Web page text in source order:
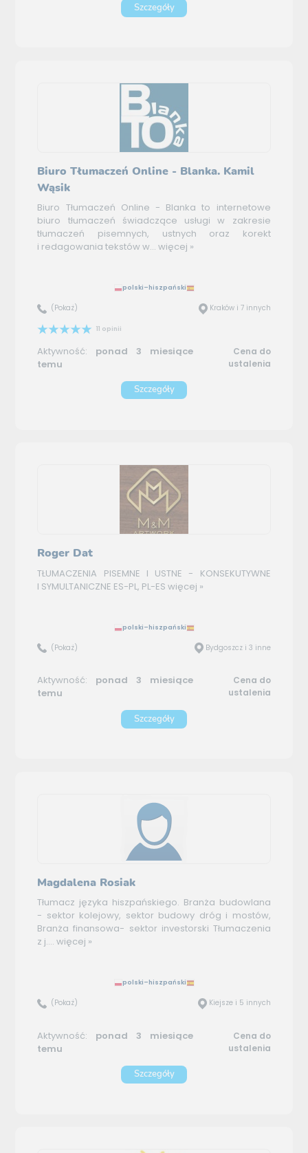
Szczegóły
Biuro Tłumaczeń Online - Blanka. Kamil
Wąsik
Biuro Tłumaczeń Online - Blanka to internetowe
biuro tłumaczeń świadczące usługi w zakresie
tłumaczeń pisemnych, ustnych oraz korekt
i redagowania tekstów w... więcej »
polski–hiszpański
(Pokaż) Kraków i 7 innych
11 opinii
Aktywność: ponad 3 miesiące
temu
Cena do
ustalenia
Szczegóły
Roger Dat
TŁUMACZENIA PISEMNE I USTNE - KONSEKUTYWNE
I SYMULTANICZNE ES-PL, PL-ES więcej »
polski–hiszpański
(Pokaż) Bydgoszcz i 3 inne
Aktywność: ponad 3 miesiące
temu
Cena do
ustalenia
Szczegóły
Magdalena Rosiak
Tłumacz języka hiszpańskiego. Branża budowlana
- sektor kolejowy, sektor budowy dróg i mostów,
Branża finansowa- sektor investorski Tłumaczenia
z j.... więcej »
polski–hiszpański
(Pokaż) Kiejsze i 5 innych
Aktywność: ponad 3 miesiące
temu
Cena do
ustalenia
Szczegóły